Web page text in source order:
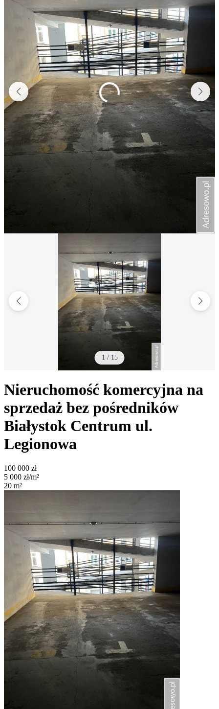
1 / 15
Nieruchomość komercyjna na
sprzedaż bez pośredników
Białystok Centrum ul.
Legionowa
100 000 zł
5 000 zł/m²
20 m²